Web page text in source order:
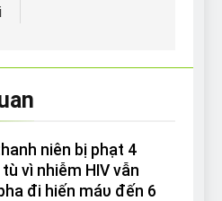
niên bị phạt 4
vì nhiễm HIV vẫn
đi hiến máυ đến 6